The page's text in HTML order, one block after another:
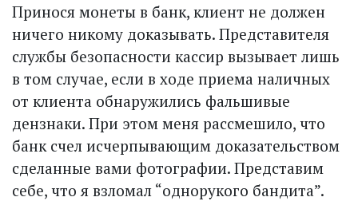
Принося монеты в банк, клиент не должен
ничего никому доказывать. Представителя
службы безопасности кассир вызывает лишь
в том случае, если в ходе приема наличных
от клиента обнаружились фальшивые
дензнаки. При этом меня рассмешило, что
банк счел исчерпывающим доказательством
сделанные вами фотографии. Представим
себе, что я взломал “однорукого бандита”.